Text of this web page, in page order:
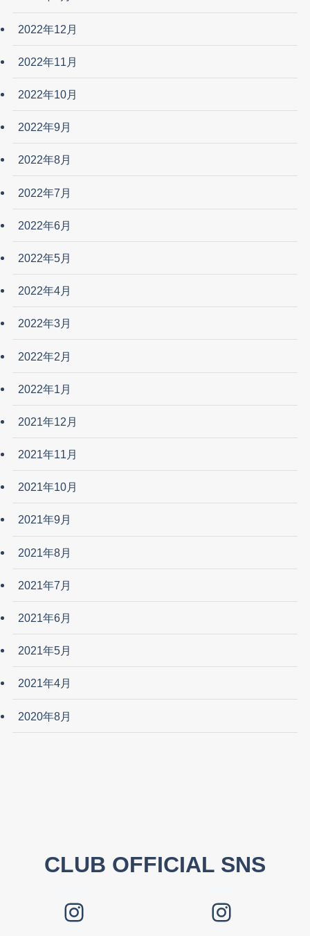
2022年12月
2022年11月
2022年10月
2022年9月
2022年8月
2022年7月
2022年6月
2022年5月
2022年4月
2022年3月
2022年2月
2022年1月
2021年12月
2021年11月
2021年10月
2021年9月
2021年8月
2021年7月
2021年6月
2021年5月
2021年4月
2020年8月
CLUB OFFICIAL SNS
Instagram Instagram